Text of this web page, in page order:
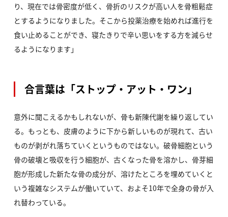
り、現在では骨密度が低く、骨折のリスクが高い人を骨粗鬆症
とするようになりました。そこから投薬治療を始めれば進行を
食い止めることができ、寝たきりで辛い思いをする方を減らせ
るようになります」
合言葉は「ストップ・アット・ワン」
意外に聞こえるかもしれないが、骨も新陳代謝を繰り返してい
る。もっとも、皮膚のように下から新しいものが現れて、古い
ものが剥がれ落ちていくというものではない。破骨細胞という
骨の破壊と吸収を行う細胞が、古くなった骨を溶かし、骨芽細
胞が形成した新たな骨の成分が、溶けたところを埋めていくと
いう複雑なシステムが働いていて、およそ10年で全身の骨が入
れ替わっている。